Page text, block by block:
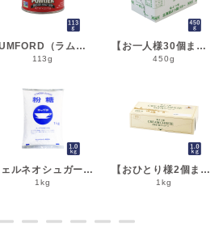
RUMFORD（ラムフォード） ベーキングパウダー 113g 膨脹剤 BP__
113g
ウェルネオシュガー 粉糖NZ-1S 1kg 粉砂糖__
1kg
【お一人様30個まで】よつ葉 無塩バター 450g 賞味期限2026年11月5日またはそれ以降 バター よつば 北海道 食塩不使用 __
450g
【おひとり様2個まで】よつ葉 北海道十勝クリームチーズ（B） 1kg チーズ よつば__
1kg
● ● ● ● ●